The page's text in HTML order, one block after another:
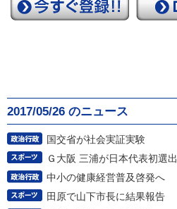
2017/05/26 のニュース
国交省が社会実証実験
Ｇ大阪 三浦が日本代表初選出
中小の健康経営普及啓発へ
田原で山下市長に結果報告